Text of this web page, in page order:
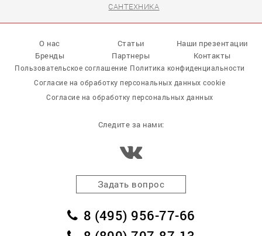
САНТЕХНИКА
О нас Статьи
Наши презентации
Бренды
Партнеры Контакты
Пользовательское соглашение Политика конфиденциальности
Согласие на обработку персональных данных cookie
Согласие на обработку персональных данных
Следите за нами:
Задать вопрос
8 (495) 956-77-66